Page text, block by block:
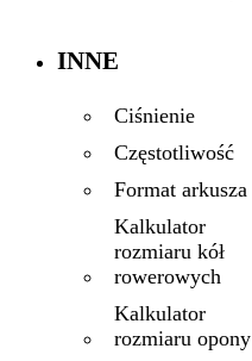
INNE
Ciśnienie
Częstotliwość
Format arkusza
Kalkulator
rozmiaru kół
rowerowych
Kalkulator
rozmiaru opony